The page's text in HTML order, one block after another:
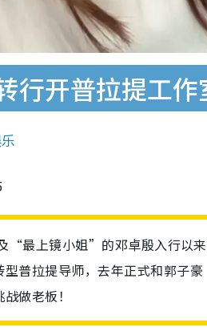
行开普拉提工
“最上镜小姐”的邓卓殷入行以
普拉提导师，去年正式和郭子
做老板！